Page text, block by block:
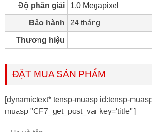
Độ phân giải 1.0 Megapixel
Bảo hành 24 tháng
Thương hiệu
ĐẶT MUA SẢN PHẨM
[dynamictext* tensp-muasp id:tensp-
muasp "CF7_get_post_var key='title'"]